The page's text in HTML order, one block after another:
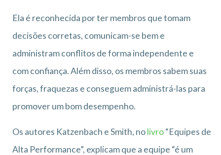
Ela é reconhecida por ter membros que tomam
decisões corretas, comunicam-se bem e
administram conflitos de forma independente e
com confiança. Além disso, os membros sabem suas
forças, fraquezas e conseguem administrá-las para
promover um bom desempenho.
Os autores Katzenbach e Smith, nolivro“Equipes de
Alta Performance”, explicam que a equipe “é um